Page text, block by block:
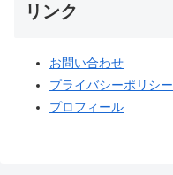
リンク
お問い合わせ
プライバシーポリシー
プロフィール